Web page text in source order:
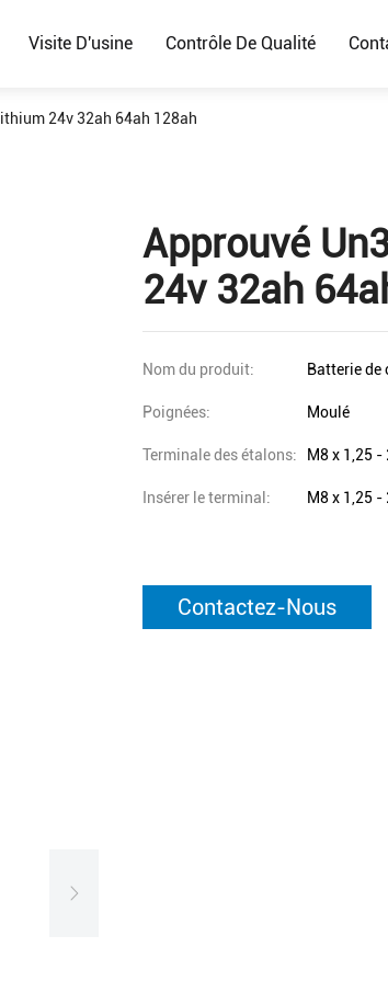
Visite D'usine Contrôle De Qualité
24v 32ah 64ah 128ah
Approuvé
24v 32ah
Nom du produit: Batterie de
Poignées: Moulé
Terminale des étalons: M8 x 1,25 -
Insérer le terminal: M8 x 1,25 -
Contactez-Nous